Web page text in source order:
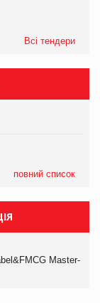
Всі тендери
повний список
Master-